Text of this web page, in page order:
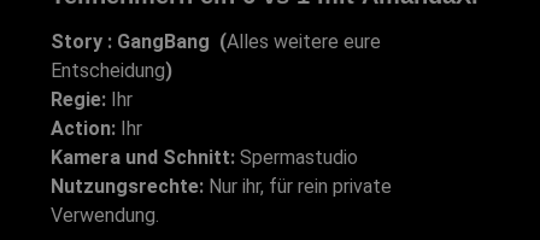
Story : GangBang (Alles weitere eure
Entscheidung)
Regie: Ihr
Action: Ihr
Kamera und Schnitt: Spermastudio
Nutzungsrechte: Nur ihr, für rein private
Verwendung.